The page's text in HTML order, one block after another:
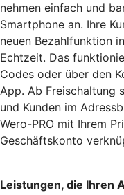
nehmen einfach und
Smartphone an. Ihre
neuen Bezahlfunktion
Echtzeit. Das
Codes oder über den
App. Ab Freischaltung
und Kunden im
Wero-PRO mit Ihrem
Geschäftskonto
Leistungen, die Ihren